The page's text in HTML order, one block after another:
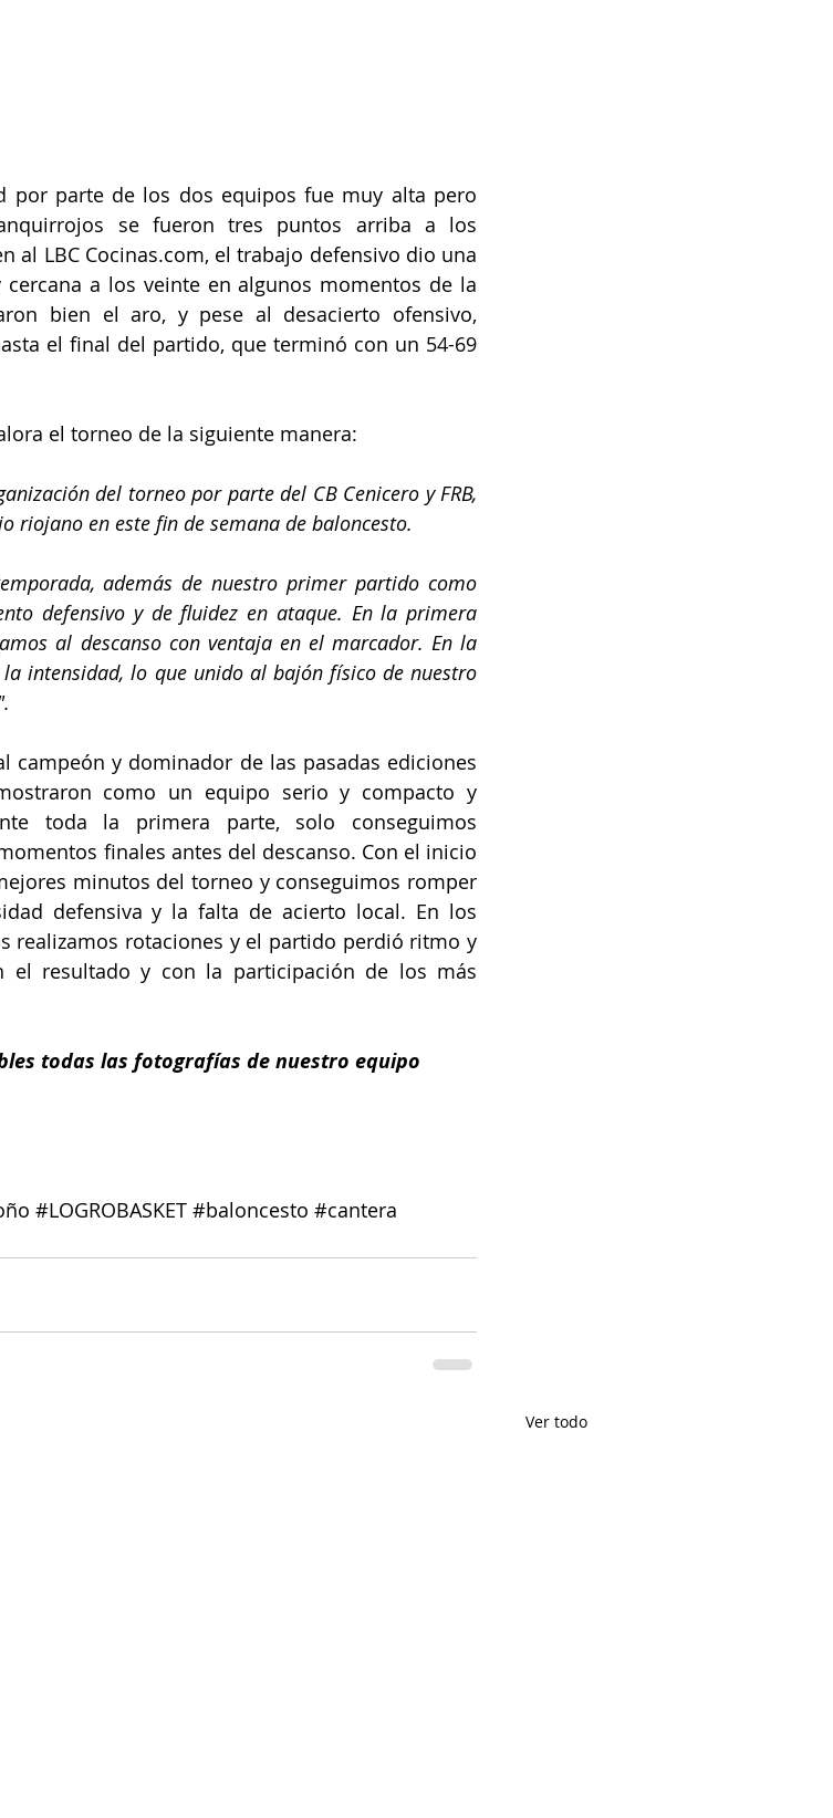
por parte de los dos equipos fue muy alta pero
se fueron tres puntos arriba a los
al LBC Cocinas.com, el trabajo defensivo dio una
a los veinte en algunos momentos de la
bien el aro, y pese al desacierto ofensivo,
el final del partido, que terminó con un 54-69
el torneo de la siguiente manera:
del torneo por parte del CB Cenicero y FRB,
riojano en este fin de semana de baloncesto.
además de nuestro primer partido como
defensivo y de fluidez en ataque. En la primera
al descanso con ventaja en el marcador. En la
intensidad, lo que unido al bajón físico de nuestro
campeón y dominador de las pasadas ediciones
como un equipo serio y compacto y
toda la primera parte, solo conseguimos
finales antes del descanso. Con el inicio
minutos del torneo y conseguimos romper
defensiva y la falta de acierto local. En los
realizamos rotaciones y el partido perdió ritmo y
el resultado y con la participación de los más
todas las fotografías de nuestro equipo
#LOGROBASKET #baloncesto #cantera
Ver todo